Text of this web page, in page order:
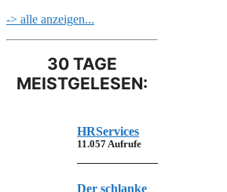
-> alle anzeigen...
30 TAGE
MEISTGELESEN:
HRServices
11.057 Aufrufe
Der schlanke